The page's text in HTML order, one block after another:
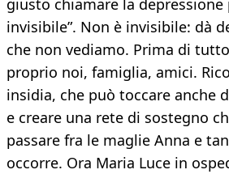
giusto chiamare la
invisibile”. Non è invisibile: dà
che non vediamo. Prima di
proprio noi, famiglia, amici.
insidia, che può toccare anche
e creare una rete di sostegno
passare fra le maglie Anna e
occorre. Ora Maria Luce in